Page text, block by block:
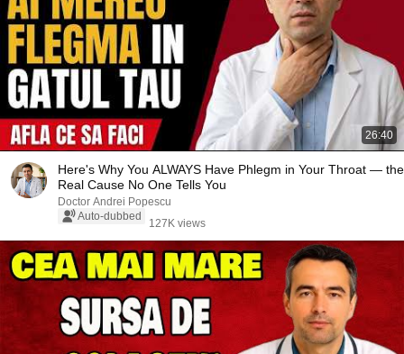
26:40
Here's Why You ALWAYS Have Phlegm in Your Throat — the
Real Cause No One Tells You
Doctor Andrei Popescu
Auto-dubbed
127K views